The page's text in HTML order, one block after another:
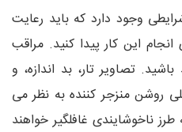
وجود دارد که باید رعایت
این کار پیدا کنید. مراقب
تصاویر تار، بد اندازه، و
روشن منزجر کننده به نظر می
ناخوشایندی غافلگیر خواهند